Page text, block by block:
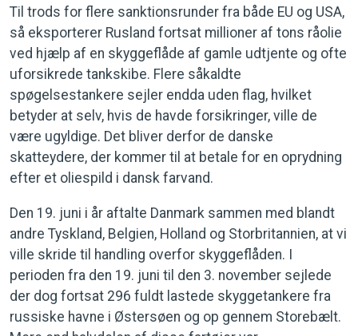
Til trods for flere sanktionsrunder fra både EU og USA,
så eksporterer Rusland fortsat millioner af tons råolie
ved hjælp af en skyggeflåde af gamle udtjente og ofte
uforsikrede tankskibe. Flere såkaldte
spøgelsestankere sejler endda uden flag, hvilket
betyder at selv, hvis de havde forsikringer, ville de
være ugyldige. Det bliver derfor de danske
skatteydere, der kommer til at betale for en oprydning
efter et oliespild i dansk farvand.
Den 19. juni i år aftalte Danmark sammen med blandt
andre Tyskland, Belgien, Holland og Storbritannien, at vi
ville skride til handling overfor skyggeflåden. I
perioden fra den 19. juni til den 3. november sejlede
der dog fortsat 296 fuldt lastede skyggetankere fra
russiske havne i Østersøen og op gennem Storebælt.